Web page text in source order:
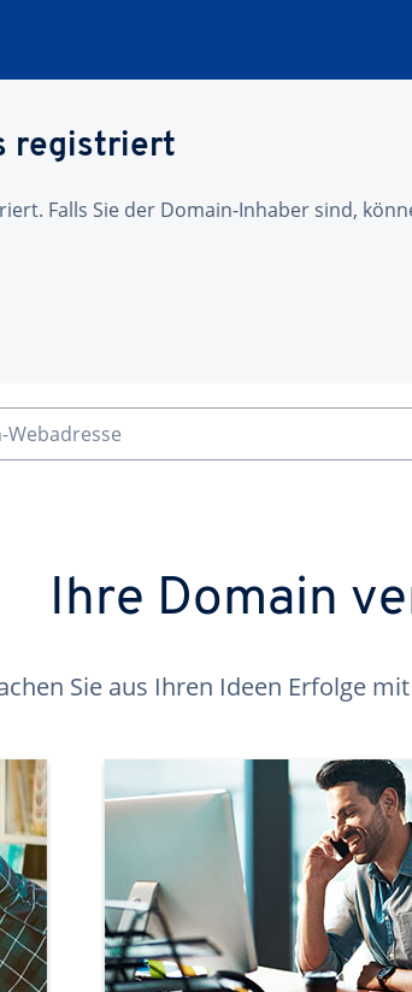
registriert
Falls Sie der Domain-Inhaber sind,
Webadresse
Ihre Domain
Sie aus Ihren Ideen Erfolge